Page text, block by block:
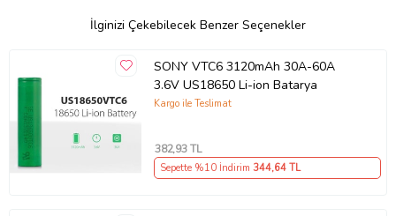
İlginizi Çekebilecek Benzer Seçenekler
SONY VTC6 3120mAh 30A-60A
3.6V US18650 Li-ion Batarya
Kargo ile Teslimat
382,93 TL
Sepette %10 İndirim 344,64 TL